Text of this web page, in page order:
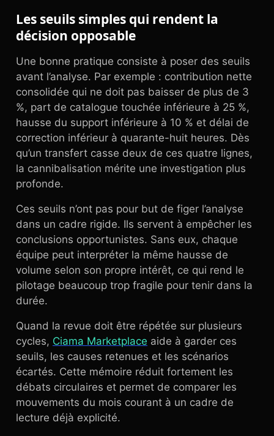
Les seuils simples qui rendent la
décision opposable
Une bonne pratique consiste à poser des seuils
avant l’analyse. Par exemple : contribution nette
consolidée qui ne doit pas baisser de plus de 3
%, part de catalogue touchée inférieure à 25 %,
hausse du support inférieure à 10 % et délai de
correction inférieur à quarante-huit heures. Dès
qu’un transfert casse deux de ces quatre lignes,
la cannibalisation mérite une investigation plus
profonde.
Ces seuils n’ont pas pour but de figer l’analyse
dans un cadre rigide. Ils servent à empêcher les
conclusions opportunistes. Sans eux, chaque
équipe peut interpréter la même hausse de
volume selon son propre intérêt, ce qui rend le
pilotage beaucoup trop fragile pour tenir dans la
durée.
Quand la revue doit être répétée sur plusieurs
cycles, Ciama Marketplace aide à garder ces
seuils, les causes retenues et les scénarios
écartés. Cette mémoire réduit fortement les
débats circulaires et permet de comparer les
mouvements du mois courant à un cadre de
lecture déjà explicité.